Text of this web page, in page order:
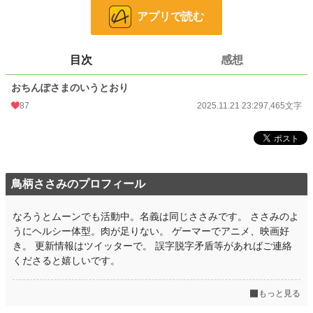
13,563 位 / 66,389 件
14 pt
文字数 7,465
週間ポイント 203 pt (24,718 位)
月間ポイント 940 pt (24,960 位)
年間ポイント 23,318 pt (18,094 位)
累計ポイント 23,451 pt (65,952 位)
アプリで読む
目次 感想
おちんぽさまのいうとおり
87 2025.11.21 23:297,465文字
鳥柄ささみのプロフィール
なろうとムーンでも活動中。名義は同じささみです。 ささみのよ
うにヘルシー体型。肉が足りない。 ゲーマーでアニメ、映画好
き。 更新情報はツイッターで。 誤字脱字矛盾等があればご連絡
くださると嬉しいです。
もっと見る